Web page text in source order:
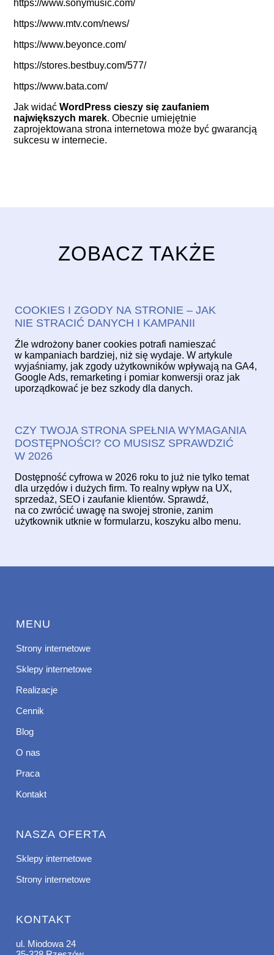
https://www.sonymusic.com/
https://www.mtv.com/news/
https://www.beyonce.com/
https://stores.bestbuy.com/577/
https://www.bata.com/
Jak widaćWordPress cieszy się zaufaniem
największych marek. Obecnie umiejętnie
zaprojektowana strona internetowa może być gwarancją
sukcesu w internecie.
ZOBACZ TAKŻE
COOKIES I ZGODY NA STRONIE – JAK
NIE STRACIĆ DANYCH I KAMPANII
Źle wdrożony baner cookies potrafi namieszać
w kampaniach bardziej, niż się wydaje. W artykule
wyjaśniamy, jak zgody użytkowników wpływają na GA4,
Google Ads, remarketing i pomiar konwersji oraz jak
uporządkować je bez szkody dla danych.
CZY TWOJA STRONA SPEŁNIA WYMAGANIA
DOSTĘPNOŚCI? CO MUSISZ SPRAWDZIĆ
W 2026
Dostępność cyfrowa w 2026 roku to już nie tylko temat
dla urzędów i dużych firm. To realny wpływ na UX,
sprzedaż, SEO i zaufanie klientów. Sprawdź,
na co zwrócić uwagę na swojej stronie, zanim
użytkownik utknie w formularzu, koszyku albo menu.
MENU
Strony internetowe
Sklepy internetowe
Realizacje
Cennik
Blog
O nas
Praca
Kontakt
NASZA OFERTA
Sklepy internetowe
Strony internetowe
KONTAKT
ul. Miodowa 24